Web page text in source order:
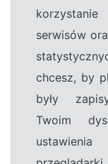
serwisów
chcesz, by
były
Twoim